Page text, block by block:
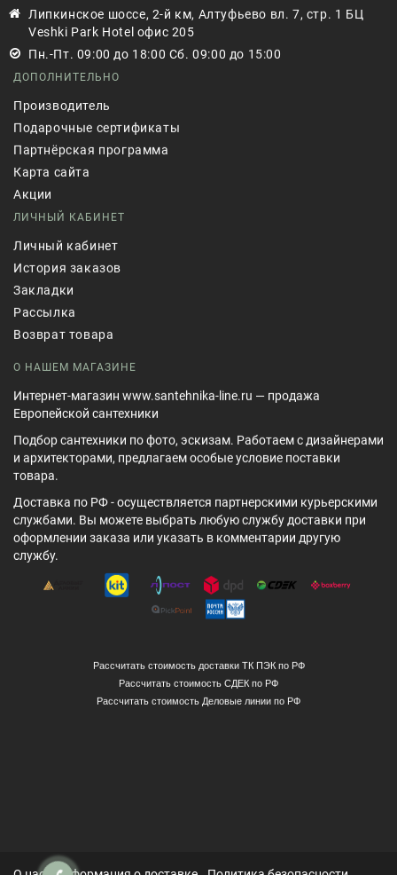
Липкинское шоссе, 2-й км, Алтуфьево вл. 7, стр. 1 БЦ
Veshki Park Hotel офис 205
Пн.-Пт. 09:00 до 18:00 Сб. 09:00 до 15:00
ДОПОЛНИТЕЛЬНО
Производитель
Подарочные сертификаты
Партнёрская программа
Карта сайта
Акции
ЛИЧНЫЙ КАБИНЕТ
Личный кабинет
История заказов
Закладки
Рассылка
Возврат товара
О НАШЕМ МАГАЗИНЕ
Интернет-магазин www.santehnika-line.ru — продажа
Европейской сантехники
Подбор сантехники по фото, эскизам. Работаем с дизайнерами
и архитекторами, предлагаем особые условие поставки
товара.
Доставка по РФ - осуществляется партнерскими курьерскими
службами. Вы можете выбрать любую службу доставки при
оформлении заказа или указать в комментарии другую
службу.
Рассчитать стоимость доставки ТК ПЭК по РФ
Рассчитать стоимость СДЕК по РФ
Рассчитать стоимость Деловые линии по РФ